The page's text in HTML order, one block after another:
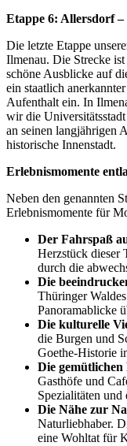
Etappe 6: Allersdorf
Die letzte Etappe
Ilmenau. Die Strecke
schöne Ausblicke auf
ein staatlich
Aufenthalt ein. In
wir die
an seinen langjährigen
historische Innenstadt.
Erlebnismomente
Neben den genannten
Erlebnismomente für
Der Fahrspaß
Herzstück dieser
durch die
Die
Thüringer
Panoramablicke
Die kulturelle
die Burgen und
Goethe-Historie
Die
Gasthöfe und
Spezialitäten und
Die Nähe zur
Naturliebhaber.
eine Wohltat für